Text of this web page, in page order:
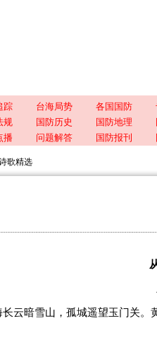
踪 台海局势 各国国防
规 国防历史 国防地理
播 问题解答 国防报刊
歌精选
长云暗雪山，孤城遥望玉门关。